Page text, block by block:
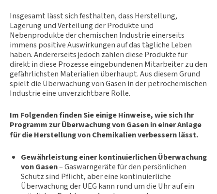
Insgesamt lässt sich festhalten, dass Herstellung,
Lagerung und Verteilung der Produkte und
Nebenprodukte der chemischen Industrie einerseits
immens positive Auswirkungen auf das tägliche Leben
haben. Andererseits jedoch zählen diese Produkte für
direkt in diese Prozesse eingebundenen Mitarbeiter zu den
gefährlichsten Materialien überhaupt. Aus diesem Grund
spielt die Überwachung von Gasen in der petrochemischen
Industrie eine unverzichtbare Rolle.
Im Folgenden finden Sie einige Hinweise, wie sich Ihr
Programm zur Überwachung von Gasen in einer Anlage
für die Herstellung von Chemikalien verbessern lässt.
Gewährleistung einer kontinuierlichen Überwachung
von Gasen– Gaswarngeräte für den persönlichen
Schutz sind Pflicht, aber eine kontinuierliche
Überwachung der UEG kann rund um die Uhr auf ein